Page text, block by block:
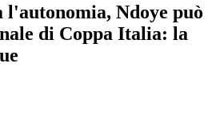
l'autonomia, Ndoye può
di Coppa Italia: la